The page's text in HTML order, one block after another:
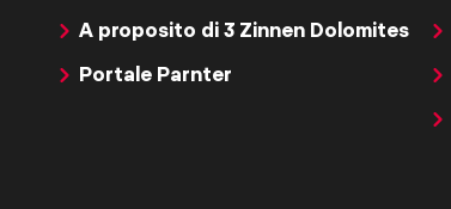
A proposito di 3 Zinnen Dolomites
Portale Parnter